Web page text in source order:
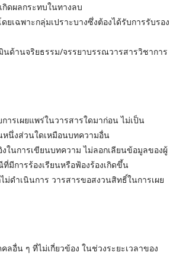
ดผลกระทบในทางลบ
พาะกลุ่มเปราะบางซึ่งต้องได้รับการรับรอง
ด้านจริยธรรม/จรรยาบรรณวารสารวิชาการ
รเผยแพร่ในวารสารใดมาก่อน ไม่เป็น
หนึ่งส่วนใดเหมือนบทความอื่น
การเขียนบทความ ไม่ลอกเลียนข้อมูลของผู้
มีการร้องเรียนหรือฟ้องร้องเกิดขึ้น
ำเนินการ วารสารขอสงวนสิทธิ์ในการเผย
น ๆ ที่ไม่เกี่ยวข้อง ในช่วงระยะเวลาของ